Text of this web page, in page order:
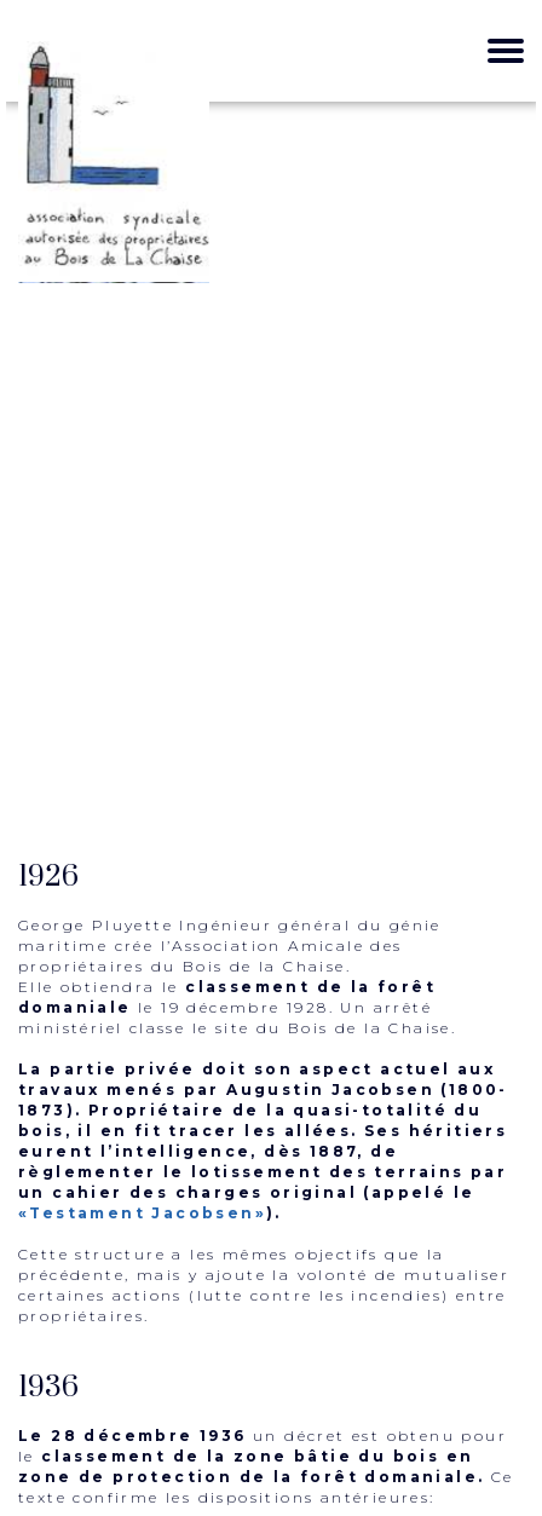
1926
George Pluyette Ingénieur général du génie
maritime crée l’Association Amicale des
propriétaires du Bois de la Chaise.
Elle obtiendra le classement de la forêt
domaniale
le 19 décembre 1928. Un arrêté
ministériel classe le site du Bois de la Chaise.
La partie privée doit son aspect actuel aux
travaux menés par Augustin Jacobsen (1800-
1873). Propriétaire de la quasi-totalité du
bois, il en fit tracer les allées. Ses héritiers
eurent l’intelligence, dès 1887, de
règlementer le lotissement des terrains par
un cahier des charges original (appelé le
«Testament Jacobsen»).
Cette structure a les mêmes objectifs que la
précédente, mais y ajoute la volonté de mutualiser
certaines actions (lutte contre les incendies) entre
propriétaires.
1936
Le 28 décembre 1936 un décret est obtenu pour
le classement de la zone bâtie du bois en
zone de protection de la forêt domaniale. Ce
texte confirme les dispositions antérieures: